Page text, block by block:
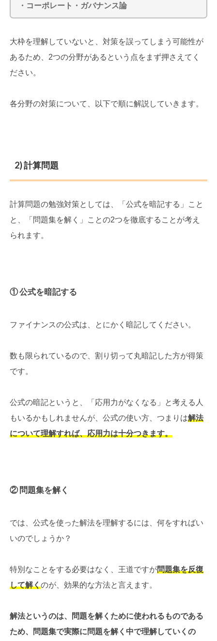
・コーポレート・ガバナンス論
大枠を理解していないと、対策を誤ってしまう可能性が
あるため、2つの分野があるという点をまず押さえてく
ださい。
各分野の対策について、以下で順に解説していきます。
2) 計算問題
計算問題の勉強対策としては、「公式を暗記する」こと
と、「問題集を解く」ことの2つを徹底することが考え
られます。
① 公式を暗記する
ファイナンスの公式は、とにかく暗記してください。
数も限られているので、割り切って丸暗記した方が得策
です。
公式の暗記というと、「応用力がなくなる」と考える人
もいるかもしれませんが、公式の使い方、つまりは解法
について理解すれば、応用力は十分つきます。
② 問題集を解く
では、公式を使った解法を理解するには、何をすればい
いのでしょうか？
特別なことをする必要はなく、王道ですが問題集を反復
して解くのが、効果的な方法と言えます。
解法というのは、問題を解くために使われるものである
ため、問題集で実際に問題を解く中で理解していくの